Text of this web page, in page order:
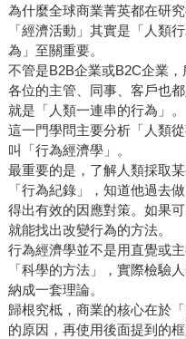
為什麼全球商業菁英都在研
「經濟活動」其實是「人類
為」至關重要。
不管是B2B企業或B2C企業，
各位的主管、同事、客戶也
就是「人類一連串的行為」。
這一門學問主要分析「人類
叫「行為經濟學」。
最重要的是，了解人類採取
「行為紀錄」，知道他過去
得出有效的因應對策。如果
就能找出改變行為的方法。
行為經濟學並不是用直覺或
「科學的方法」，實際檢驗
納成一套理論。
歸根究柢，商業的核心在於
的原因，再使用後面提到的